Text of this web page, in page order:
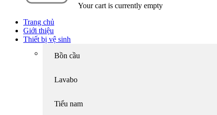
Your cart is currently empty
Trang chủ
Giới thiệu
Thiết bị vệ sinh
Bồn cầu
Lavabo
Tiểu nam